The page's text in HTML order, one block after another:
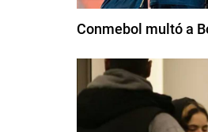
Conmebol multó a